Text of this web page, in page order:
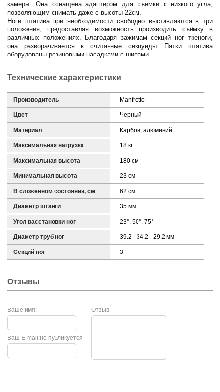
камеры. Она оснащена адаптером для съёмки с низкого угла,
позволяющим снимать даже с высоты 22см.
Ноги штатива при необходимости свободно выставляются в три
положения, предоставляя возможность производить съёмку в
различных положениях. Благодаря зажимам секций ног треноги,
она разворачивается в считанные секцунды. Пятки штатива
оборудованы резиновыми насадками с шипами.
Технические характеристики
Производитель Manfrotto
Цвет Черный
Материал Карбон, алюминий
Максимальная нагрузка 18 кг
Максимальная высота 180 см
Минимальная высота 23 см
В сложенном состоянии, см 62 см
Диаметр штанги 35 мм
Угол расстановки ног 23°. 50°. 75°
Диаметр труб ног 39.2 - 34.2 - 29.2 мм
Секций ног 3
Отзывы
Ваше имя: Отзыв:
не публикуется
Ваш E-mail: